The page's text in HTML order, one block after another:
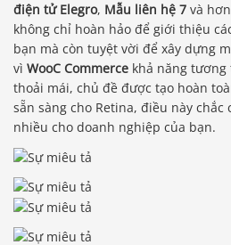
điện tử Elegro, Mẫu liên hệ 7 và
không chỉ hoàn hảo để giới thiệu
bạn mà còn tuyệt vời để xây dựng
vì WooC Commerce khả năng
thoải mái, chủ đề được tạo hoàn
sẵn sàng cho Retina, điều này chắc
nhiều cho doanh nghiệp của bạn.